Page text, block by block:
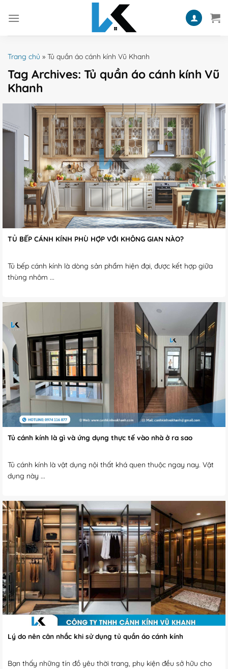
Trang chủ » Tủ quần áo cánh kính Vũ Khanh
Tag Archives: Tủ quần áo cánh kính Vũ
Khanh
TỦ BẾP CÁNH KÍNH PHÙ HỢP VỚI KHÔNG GIAN NÀO?
Tủ bếp cánh kính là dòng sản phẩm hiện đại, được kết hợp giữa
thùng nhôm ...
Tủ cánh kính là gì và ứng dụng thực tế vào nhà ở ra sao
Tủ cánh kính là vật dụng nội thất khá quen thuộc ngay nay. Vật
dụng này ...
Lý do nên cân nhắc khi sử dụng tủ quần áo cánh kính
Bạn thấy những tín đồ yêu thời trang, phụ kiện đều sở hữu cho